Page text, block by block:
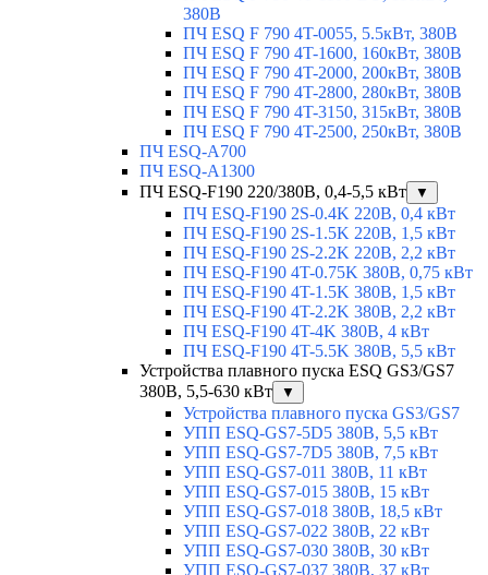
380В
ПЧ ESQ F 790 4T-0055, 5.5кВт, 380В
ПЧ ESQ F 790 4T-1600, 160кВт, 380В
ПЧ ESQ F 790 4T-2000, 200кВт, 380В
ПЧ ESQ F 790 4T-2800, 280кВт, 380В
ПЧ ESQ F 790 4T-3150, 315кВт, 380В
ПЧ ESQ F 790 4T-2500, 250кВт, 380В
ПЧ ESQ-A700
ПЧ ESQ-A1300
ПЧ ESQ-F190 220/380В, 0,4-5,5 кВт
▼
ПЧ ESQ-F190 2S-0.4K 220В, 0,4 кВт
ПЧ ESQ-F190 2S-1.5K 220В, 1,5 кВт
ПЧ ESQ-F190 2S-2.2K 220В, 2,2 кВт
ПЧ ESQ-F190 4T-0.75K 380В, 0,75 кВт
ПЧ ESQ-F190 4T-1.5K 380В, 1,5 кВт
ПЧ ESQ-F190 4T-2.2K 380В, 2,2 кВт
ПЧ ESQ-F190 4T-4K 380В, 4 кВт
ПЧ ESQ-F190 4T-5.5K 380В, 5,5 кВт
Устройства плавного пуска ESQ GS3/GS7
380В, 5,5-630 кВт
▼
Устройства плавного пуска GS3/GS7
УПП ESQ-GS7-5D5 380В, 5,5 кВт
УПП ESQ-GS7-7D5 380В, 7,5 кВт
УПП ESQ-GS7-011 380В, 11 кВт
УПП ESQ-GS7-015 380В, 15 кВт
УПП ESQ-GS7-018 380В, 18,5 кВт
УПП ESQ-GS7-022 380В, 22 кВт
УПП ESQ-GS7-030 380В, 30 кВт
УПП ESQ-GS7-037 380В, 37 кВт